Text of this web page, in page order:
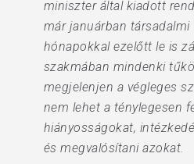
miniszter által kiadott
már januárban
hónapokkal ezelőtt le is
szakmában mindenki
megjelenjen a végleges
nem lehet a ténylegesen
hiányosságokat,
és megvalósítani azokat.